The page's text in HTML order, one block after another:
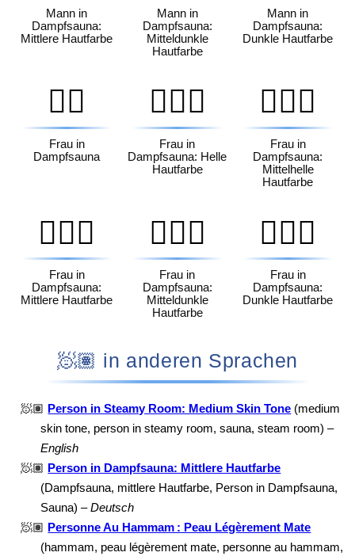
Mann in
Dampfsauna:
Mittlere Hautfarbe
Mann in
Dampfsauna:
Mitteldunkle
Hautfarbe
Mann in
Dampfsauna:
Dunkle Hautfarbe
🧖‍♀️
Frau in
Dampfsauna
🧖🏻‍♀️
Frau in
Dampfsauna: Helle
Hautfarbe
🧖🏼‍♀️
Frau in
Dampfsauna:
Mittelhelle
Hautfarbe
🧖🏽‍♀️
Frau in
Dampfsauna:
Mittlere Hautfarbe
🧖🏾‍♀️
Frau in
Dampfsauna:
Mitteldunkle
Hautfarbe
🧖🏿‍♀️
Frau in
Dampfsauna:
Dunkle Hautfarbe
🧖🏽 in anderen Sprachen
🧖🏽 Person in Steamy Room: Medium Skin Tone (medium
skin tone, person in steamy room, sauna, steam room) –
English
🧖🏽 Person in Dampfsauna: Mittlere Hautfarbe
(Dampfsauna, mittlere Hautfarbe, Person in Dampfsauna,
Sauna) –Deutsch
🧖🏽 Personne Au Hammam : Peau Légèrement Mate
(hammam, peau légèrement mate, personne au hammam,